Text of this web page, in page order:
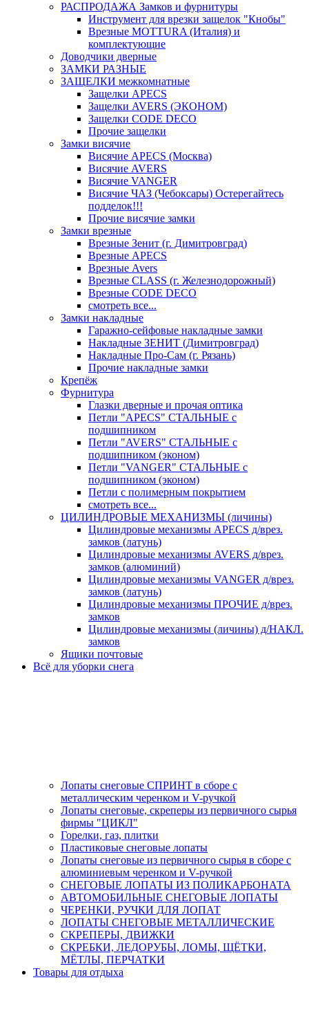
РАСПРОДАЖА Замков и фурнитуры
Инструмент для врезки защелок "Кнобы"
Врезные MOTTURA (Италия) и
комплектующие
Доводчики дверные
ЗАМКИ РАЗНЫЕ
ЗАЩЕЛКИ межкомнатные
Защелки APECS
Защелки AVERS (ЭКОНОМ)
Защелки CODE DECO
Прочие защелки
Замки висячие
Висячие APECS (Москва)
Висячие AVERS
Висячие VANGER
Висячие ЧАЗ (Чебоксары) Остерегайтесь
подделок!!!
Прочие висячие замки
Замки врезные
Врезные Зенит (г. Димитровград)
Врезные APECS
Врезные Avers
Врезные CLASS (г. Железнодорожный)
Врезные CODE DECO
смотреть все...
Замки накладные
Гаражно-сейфовые накладные замки
Накладные ЗЕНИТ (Димитровград)
Накладные Про-Сам (г. Рязань)
Прочие накладные замки
Крепёж
Фурнитура
Глазки дверные и прочая оптика
Петли "APECS" СТАЛЬНЫЕ с
подшипником
Петли "AVERS" СТАЛЬНЫЕ с
подшипником (эконом)
Петли "VANGER" СТАЛЬНЫЕ с
подшипником (эконом)
Петли с полимерным покрытием
смотреть все...
ЦИЛИНДРОВЫЕ МЕХАНИЗМЫ (личины)
Цилиндровые механизмы APECS д/врез.
замков (латунь)
Цилиндровые механизмы AVERS д/врез.
замков (алюминий)
Цилиндровые механизмы VANGER д/врез.
замков (латунь)
Цилиндровые механизмы ПРОЧИЕ д/врез.
замков
Цилиндровые механизмы (личины) д/НАКЛ.
замков
Ящики почтовые
Всё для уборки снега
Лопаты снеговые СПРИНТ в сборе с
металлическим черенком и V-ручкой
Лопаты снеговые, скреперы из первичного сырья
фирмы "ЦИКЛ"
Горелки, газ, плитки
Пластиковые снеговые лопаты
Лопаты снеговые из первичного сырья в сборе с
алюминиевым черенком и V-ручкой
СНЕГОВЫЕ ЛОПАТЫ ИЗ ПОЛИКАРБОНАТА
АВТОМОБИЛЬНЫЕ СНЕГОВЫЕ ЛОПАТЫ
ЧЕРЕНКИ, РУЧКИ ДЛЯ ЛОПАТ
ЛОПАТЫ СНЕГОВЫЕ МЕТАЛЛИЧЕСКИЕ
СКРЕПЕРЫ, ДВИЖКИ
СКРЕБКИ, ЛЕДОРУБЫ, ЛОМЫ, ЩЁТКИ,
МЁТЛЫ, ПЕРЧАТКИ
Товары для отдыха